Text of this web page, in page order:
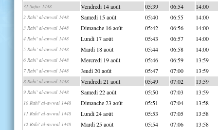
31 Safar 1448 Vendredi 14 août 05:39 06:54 14:00
2 Rabi' al-awwal 1448 Samedi 15 août 05:40 06:55 14:00
3 Rabi' al-awwal 1448 Dimanche 16 août 05:42 06:56 14:00
4 Rabi' al-awwal 1448 Lundi 17 août 05:43 06:57 14:00
5 Rabi' al-awwal 1448 Mardi 18 août 05:44 06:58 14:00
6 Rabi' al-awwal 1448 Mercredi 19 août 05:46 06:59 13:59
7 Rabi' al-awwal 1448 Jeudi 20 août 05:47 07:00 13:59
8 Rabi' al-awwal 1448 Vendredi 21 août 05:49 07:02 13:59
9 Rabi' al-awwal 1448 Samedi 22 août 05:50 07:03 13:59
10 Rabi' al-awwal 1448 Dimanche 23 août 05:51 07:04 13:58
11 Rabi' al-awwal 1448 Lundi 24 août 05:53 07:05 13:58
12 Rabi' al-awwal 1448 Mardi 25 août 05:54 07:06 13:58